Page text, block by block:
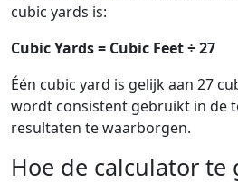
cubic yards is:
Cubic Yards = Cubic Feet ÷ 27
Één cubic yard is gelijk aan 27
wordt consistent gebruikt in de
resultaten te waarborgen.
Hoe de calculator te